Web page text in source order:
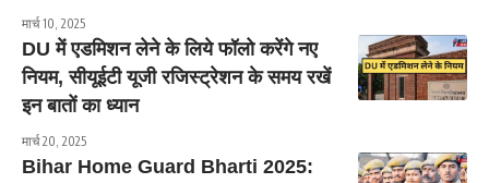
मार्च 10, 2025
DU में एडमिशन लेने के लिये फॉलो करेंगे नए
नियम, सीयूईटी यूजी रजिस्ट्रेशन के समय रखें
इन बातों का ध्यान
मार्च 20, 2025
Bihar Home Guard Bharti 2025: